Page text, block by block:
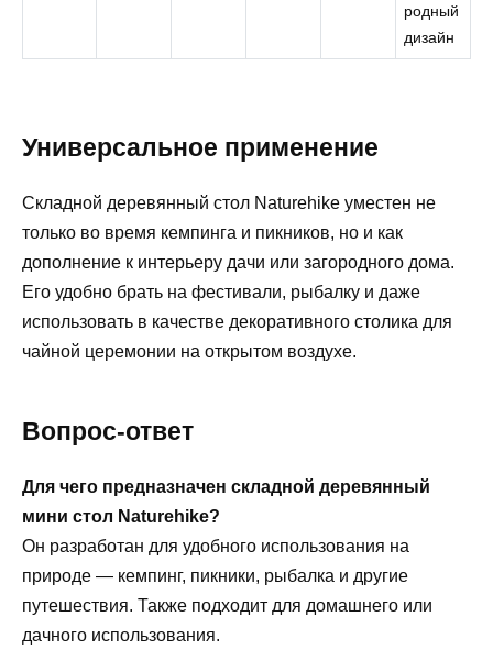
родный
дизайн
Универсальное применение
Складной деревянный стол Naturehike уместен не
только во время кемпинга и пикников, но и как
дополнение к интерьеру дачи или загородного дома.
Его удобно брать на фестивали, рыбалку и даже
использовать в качестве декоративного столика для
чайной церемонии на открытом воздухе.
Вопрос-ответ
Для чего предназначен складной деревянный
мини стол Naturehike?
Он разработан для удобного использования на
природе — кемпинг, пикники, рыбалка и другие
путешествия. Также подходит для домашнего или
дачного использования.